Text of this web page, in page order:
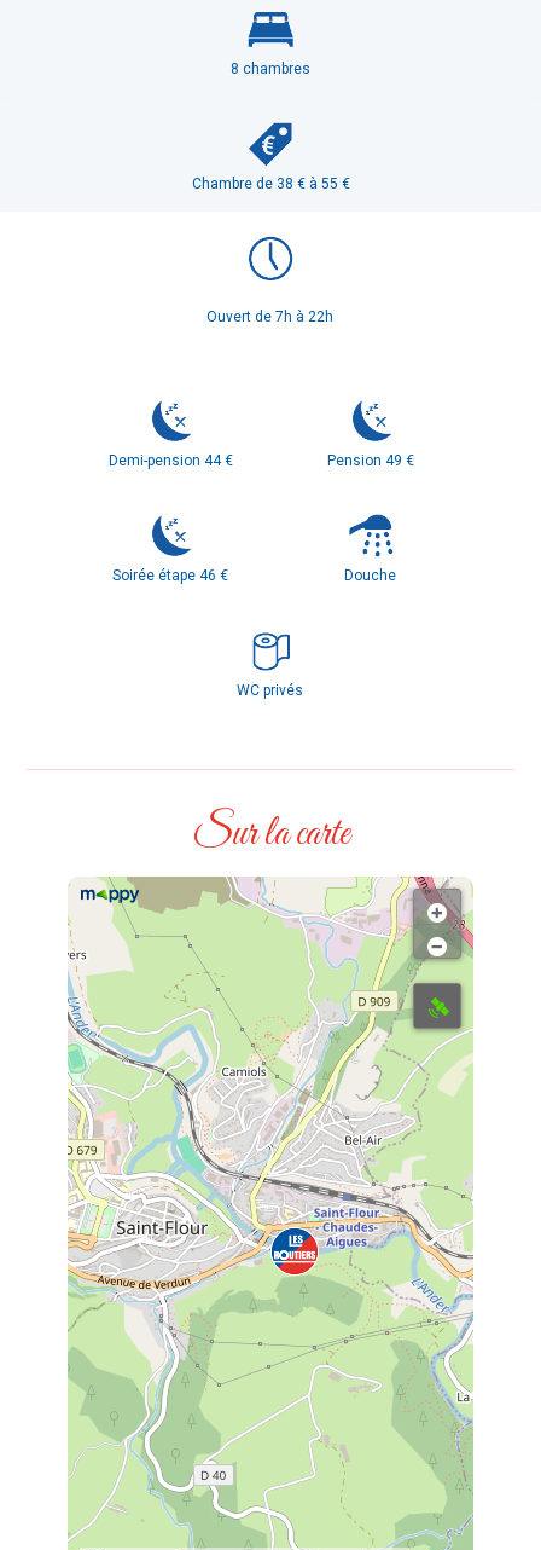
8 chambres
Chambre de 38 € à 55 €
Ouvert de 7h à 22h
Demi-pension 44 € Pension 49 €
Soirée étape 46 € Douche
WC privés
Sur la carte